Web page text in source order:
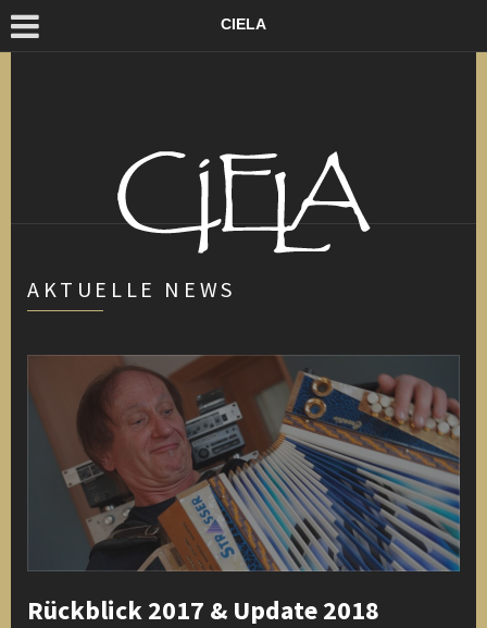
CIELA
AKTUELLE NEWS
Rückblick 2017 & Update 2018